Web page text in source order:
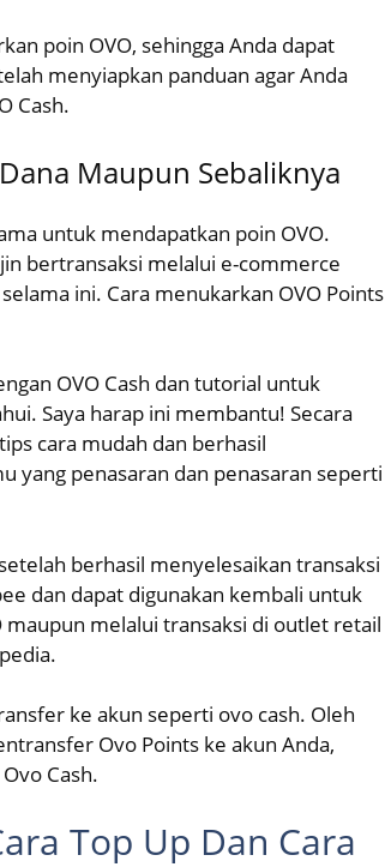
poin OVO, sehingga Anda dapat
menyiapkan panduan agar Anda
Cash.
Maupun Sebaliknya
untuk mendapatkan poin OVO.
bertransaksi melalui e-commerce
ini. Cara menukarkan OVO Points
OVO Cash dan tutorial untuk
Saya harap ini membantu! Secara
cara mudah dan berhasil
yang penasaran dan penasaran seperti
berhasil menyelesaikan transaksi
dan dapat digunakan kembali untuk
maupun melalui transaksi di outlet retail
ke akun seperti ovo cash. Oleh
Ovo Points ke akun Anda,
Cash.
Top Up Dan Cara